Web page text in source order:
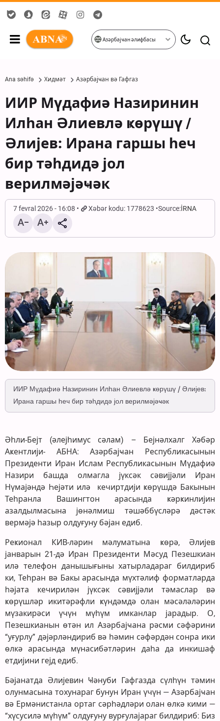
Азәрбајҹан әлифбасы
Ana səhifə Хидмәт Азәрбајҹан вә Гафгаз
ИИР Мүдафиә Назиринин
Илһан Әлиевлә ҝөрүшү /
Әлијев: Ирана гаршы һеч
бир тәһдидә јол
верилмәјәҹәк
7 fevral 2026 - 16:08 Xəbər kodu: 1778623 Source:İRNA
ИИР Мүдафиә Назиринин Илһан Әлиевлә ҝөрүшү / Әлијев:
Ирана гаршы һеч бир тәһдидә јол верилмәјәҹәк
Әһли-Бејт (әлејһимус сәлам) – Бејнәлхалг Хәбәр
Аҝентлији- АБНА: Азәрбајҹан Республикасынын
Президенти Иран Ислам Республикасынын Мүдафиә
Назири башда олмагла јүксәк сәвијјәли Иран
Нүмајәндә Һејәти илә кечиртдији ҝөрүшдә Бакынын
Теһранла Вашингтон арасында ҝәрҝинлијин
азалдылмасына јөнәлмиш тәшәббүсләрә дәстәк
вермәјә һазыр олдуғуну бәјан едиб.
Реҝионал КИВ-ләрин мәлуматына ҝөрә, Әлијев
јанварын 21-дә Иран Президенти Мәсуд Пезешкиан
илә телефон данышығыны хатырладараг билдириб
ки, Теһран вә Бакы арасында мүхтәлиф форматларда
һәјата кечирилән јүксәк сәвијјәли тәмаслар вә
ҝөрүшләр икитәрәфли ҝүндәмдә олан мәсәләләрин
мүзакирәси үчүн мүһүм имканлар јарадыр. О,
Пезешкианын өтән ил Азәрбајҹана рәсми сәфәрини
“уғурлу” дәјәрләндириб вә һәмин сәфәрдән сонра ики
өлкә арасында мүнасибәтләрин даһа да инкишаф
етдијини гејд едиб.
Бәјанатда Әлијевин Ҹәнуби Гафгазда сүлһүн тәмин
олунмасына тохунараг бунун Иран үчүн — Азәрбајҹан
вә Ермәнистанла ортаг сәрһәдләри олан өлкә кими —
“хүсусилә мүһүм” олдуғуну вурғулајараг билдириб: Биз